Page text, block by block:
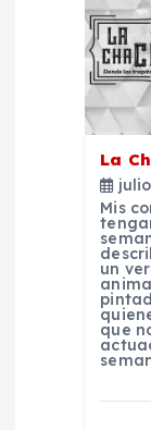
La
Mis
un
que